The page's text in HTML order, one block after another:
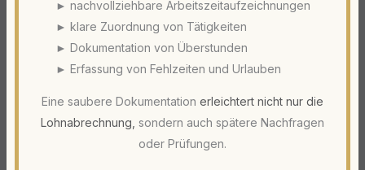
► nachvollziehbare Arbeitszeitaufzeichnungen
► klare Zuordnung von Tätigkeiten
► Dokumentation von Überstunden
► Erfassung von Fehlzeiten und Urlauben
Eine saubere Dokumentation erleichtert nicht nur die
Lohnabrechnung sondern auch spätere Nachfragen
oder Prüfungen.